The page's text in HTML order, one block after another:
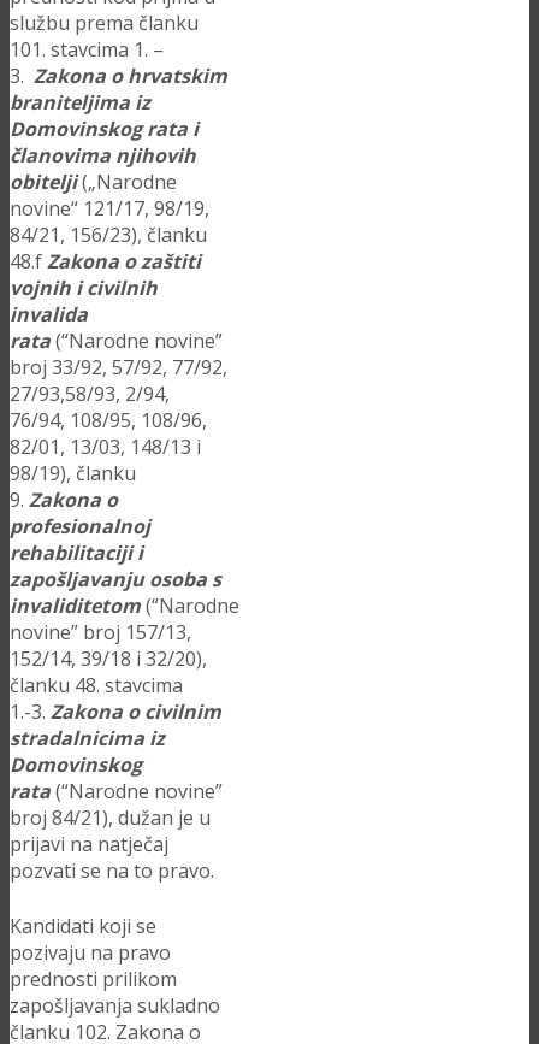
službu prema članku
101. stavcima 1. –
3. Zakona o hrvatskim
braniteljima iz
Domovinskog rata i
članovima njihovih
obitelji(„Narodne
novine“ 121/17, 98/19,
84/21, 156/23), članku
48.fZakona o zaštiti
vojnih i civilnih
invalida
rata(“Narodne novine”
broj 33/92, 57/92, 77/92,
27/93,58/93, 2/94,
76/94, 108/95, 108/96,
82/01, 13/03, 148/13 i
98/19), članku
9. Zakona o
profesionalnoj
rehabilitaciji i
zapošljavanju osoba s
invaliditetom(“Narodne
novine” broj 157/13,
152/14, 39/18 i 32/20),
članku 48. stavcima
1.-3. Zakona o civilnim
stradalnicima iz
Domovinskog
rata(“Narodne novine”
broj 84/21), dužan je u
prijavi na natječaj
pozvati se na to pravo.
Kandidati koji se
pozivaju na pravo
prednosti prilikom
zapošljavanja sukladno
članku 102. Zakona o